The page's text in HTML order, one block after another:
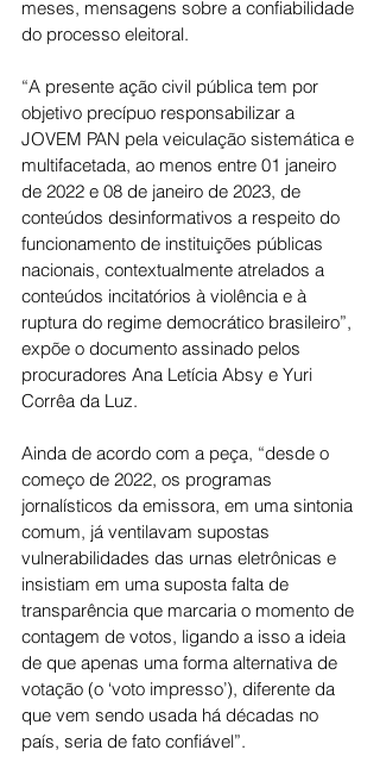
meses, mensagens sobre a confiabilidade
do processo eleitoral.
“A presente ação civil pública tem por
objetivo precípuo responsabilizar a
JOVEM PAN pela veiculação sistemática e
multifacetada, ao menos entre 01 janeiro
de 2022 e 08 de janeiro de 2023, de
conteúdos desinformativos a respeito do
funcionamento de instituições públicas
nacionais, contextualmente atrelados a
conteúdos incitatórios à violência e à
ruptura do regime democrático brasileiro”,
expõe o documento assinado pelos
procuradores Ana Letícia Absy e Yuri
Corrêa da Luz.
Ainda de acordo com a peça, “desde o
começo de 2022, os programas
jornalísticos da emissora, em uma sintonia
comum, já ventilavam supostas
vulnerabilidades das urnas eletrônicas e
insistiam em uma suposta falta de
transparência que marcaria o momento de
contagem de votos, ligando a isso a ideia
de que apenas uma forma alternativa de
votação (o ‘voto impresso’), diferente da
que vem sendo usada há décadas no
país, seria de fato confiável”.